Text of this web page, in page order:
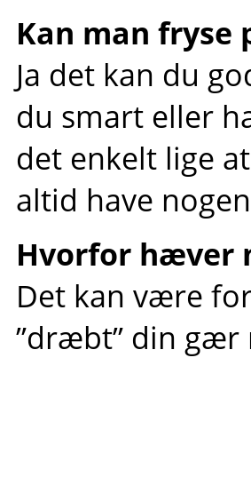
Kan man fryse
Ja det kan du
du smart eller
det enkelt lige
altid have
Hvorfor hæver
Det kan være
”dræbt” din